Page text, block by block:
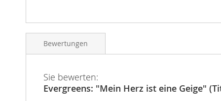
Bewertungen
Sie bewerten:
Evergreens: "Mein Herz ist eine Geige"